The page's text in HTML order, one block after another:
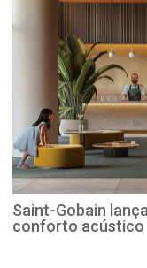
Saint-Gobain
conforto acústico